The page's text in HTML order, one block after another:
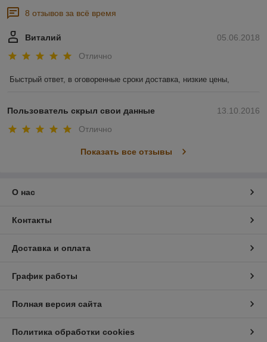
8 отзывов за всё время
05.06.2018
Виталий
Отлично
Быстрый ответ, в оговоренные сроки доставка, низкие цены,
13.10.2016
Пользователь скрыл свои данные
Отлично
Показать все отзывы
О нас
Контакты
Доставка и оплата
График работы
Полная версия сайта
Политика обработки cookies